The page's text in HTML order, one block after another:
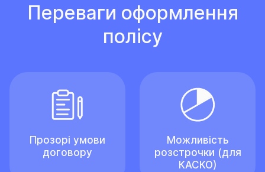
Переваги оформлення
полісу
Прозорі умови
договору
Можливість
розстрочки (для
КАСКО)